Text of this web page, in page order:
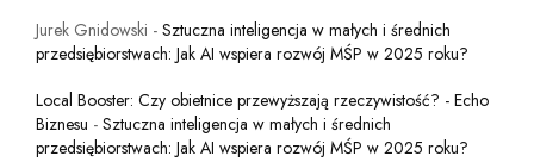
Jurek Gnidowski - Sztuczna inteligencja w małych i średnich
przedsiębiorstwach: Jak AI wspiera rozwój MŚP w 2025 roku?
Local Booster: Czy obietnice przewyższają rzeczywistość? - Echo
Biznesu - Sztuczna inteligencja w małych i średnich
przedsiębiorstwach: Jak AI wspiera rozwój MŚP w 2025 roku?